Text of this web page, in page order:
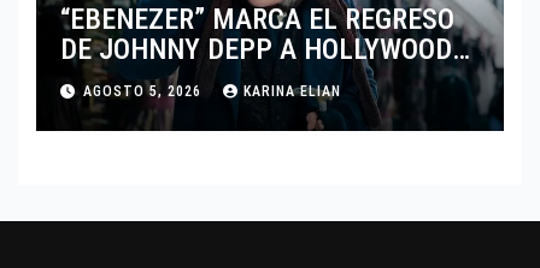
“EBENEZER” MARCA EL REGRESO
DE JOHNNY DEPP A HOLLYWOOD
TRAS SU PASO POR EL CINE
INDEPENDIENTE EUROPEO
AGOSTO 5, 2026 KARINA ELIAN